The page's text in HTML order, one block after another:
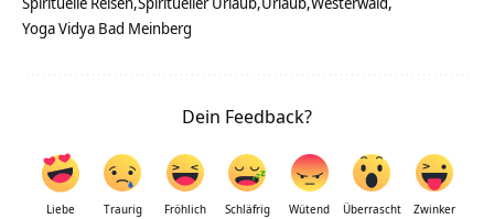
Yoga Vidya Bad Meinberg
Dein Feedback?
Liebe Traurig Fröhlich Schläfrig Wütend Überrascht Zwinker